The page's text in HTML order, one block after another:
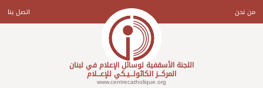
contentمن نحن اتصل بنا
اللجنة الأسقفية لوسائل الإعلام في لبنان
المركـــز الكاثولـــيـكي للإعـــلام
www.centrecatholique.org